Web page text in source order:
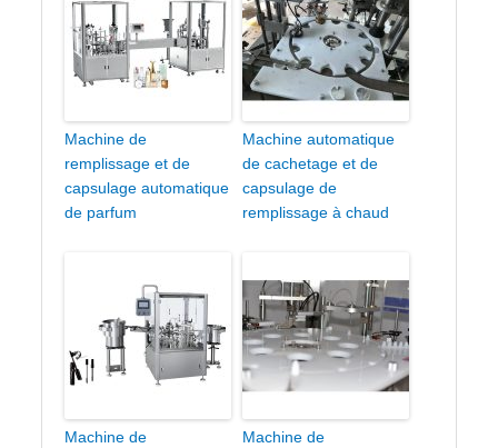
Machine de
remplissage et de
capsulage automatique
de parfum
Machine automatique
de cachetage et de
capsulage de
remplissage à chaud
Machine de
Machine de